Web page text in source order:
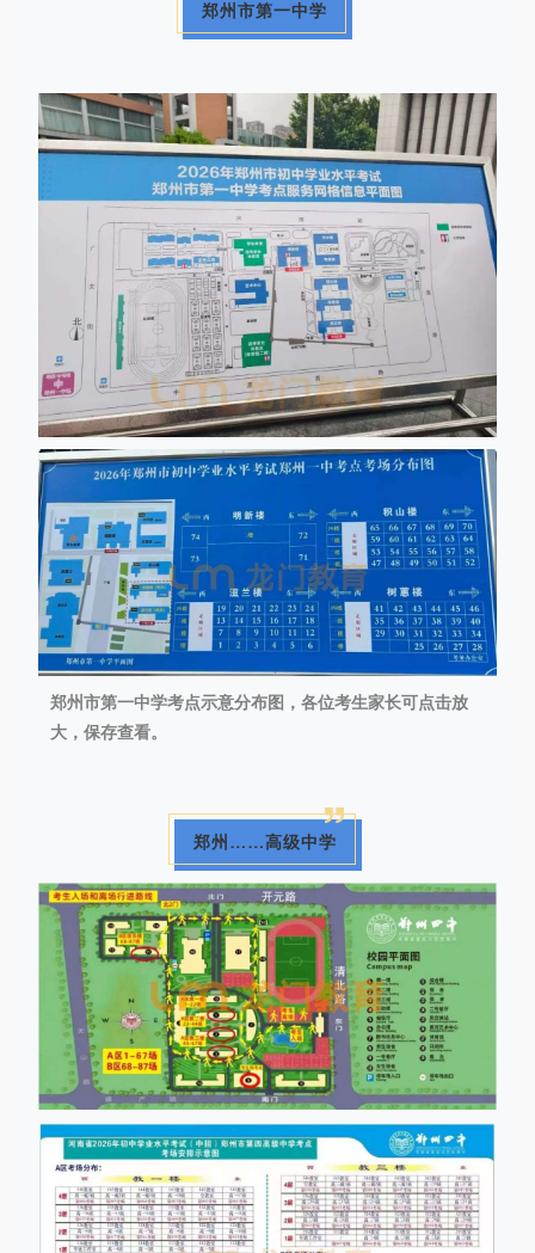
郑州市第一中学
郑州市第一中学考点示意分布图，各位考生家长可点击放
大，保存查看。
郑州……高级中学